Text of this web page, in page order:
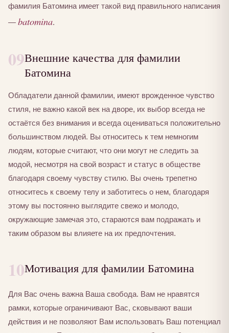
фамилия Батомина имеет такой вид правильного написания
— batomina.
09Внешние качества для фамилии
Батомина
Обладатели данной фамилии, имеют врожденное чувство
стиля, не важно какой век на дворе, их выбор всегда не
остаётся без внимания и всегда оцениваться положительно
большинством людей. Вы относитесь к тем немногим
людям, которые считают, что они могут не следить за
модой, несмотря на свой возраст и статус в обществе
благодаря своему чувству стилю. Вы очень трепетно
относитесь к своему телу и заботитесь о нем, благодаря
этому вы постоянно выглядите свежо и молодо,
окружающие замечая это, стараются вам подражать и
таким образом вы влияете на их предпочтения.
10Мотивация для фамилии Батомина
Для Вас очень важна Ваша свобода. Вам не нравятся
рамки, которые ограничивают Вас, сковывают ваши
действия и не позволяют Вам использовать Ваш потенциал